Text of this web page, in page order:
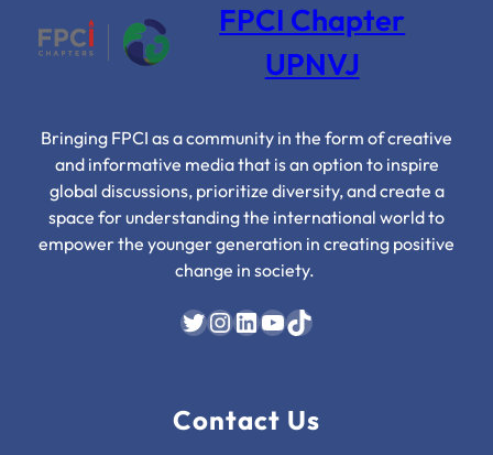
FPCI Chapter
UPNVJ
Bringing FPCI as a community in the form of creative
and informative media that is an option to inspire
global discussions, prioritize diversity, and create a
space for understanding the international world to
empower the younger generation in creating positive
change in society.
Twitter InstagramLinkedIn YouTube TikTok
Contact Us